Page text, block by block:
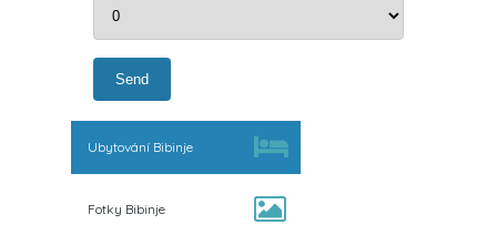
Ubytování Bibinje
Fotky Bibinje